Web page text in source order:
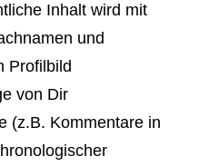
Inhalt wird mit
und
Profilbild
von Dir
(z.B. Kommentare in